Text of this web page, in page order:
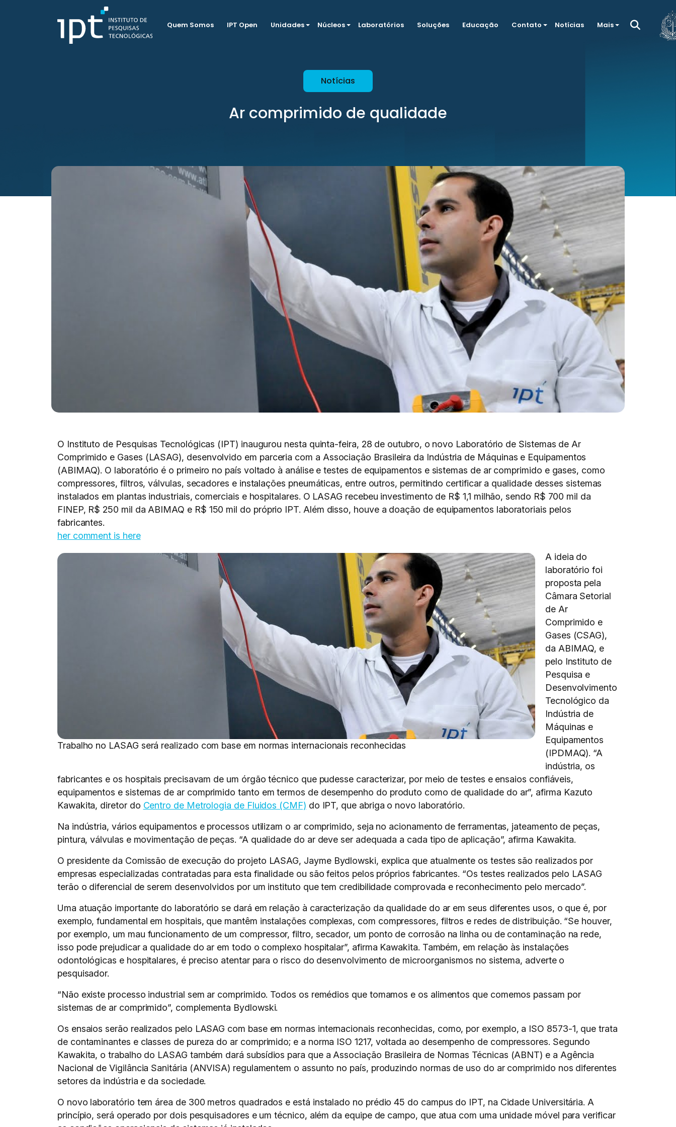
Quem Somos IPT Open Unidades Núcleos Laboratórios Soluções Educação Contato Notícias Mais
Notícias
Ar comprimido de qualidade
O Instituto de Pesquisas Tecnológicas (IPT) inaugurou nesta quinta-feira, 28 de outubro, o novo Laboratório de Sistemas de Ar
Comprimido e Gases (LASAG), desenvolvido em parceria com a Associação Brasileira da Indústria de Máquinas e Equipamentos
(ABIMAQ). O laboratório é o primeiro no país voltado à análise e testes de equipamentos e sistemas de ar comprimido e gases, como
compressores, filtros, válvulas, secadores e instalações pneumáticas, entre outros, permitindo certificar a qualidade desses sistemas
instalados em plantas industriais, comerciais e hospitalares. O LASAG recebeu investimento de R$ 1,1 milhão, sendo R$ 700 mil da
FINEP, R$ 250 mil da ABIMAQ e R$ 150 mil do próprio IPT. Além disso, houve a doação de equipamentos laboratoriais pelos
fabricantes.
her comment is here
Trabalho no LASAG será realizado com base em normas internacionais reconhecidas
A ideia do
laboratório foi
proposta pela
Câmara Setorial
de Ar
Comprimido e
Gases (CSAG),
da ABIMAQ, e
pelo Instituto de
Pesquisa e
Desenvolvimento
Tecnológico da
Indústria de
Máquinas e
Equipamentos
(IPDMAQ). “A
indústria, os
fabricantes e os hospitais precisavam de um órgão técnico que pudesse caracterizar, por meio de testes e ensaios confiáveis,
equipamentos e sistemas de ar comprimido tanto em termos de desempenho do produto como de qualidade do ar”, afirma Kazuto
Kawakita, diretor do Centro de Metrologia de Fluidos (CMF) do IPT, que abriga o novo laboratório.
Na indústria, vários equipamentos e processos utilizam o ar comprimido, seja no acionamento de ferramentas, jateamento de peças,
pintura, válvulas e movimentação de peças. “A qualidade do ar deve ser adequada a cada tipo de aplicação”, afirma Kawakita.
O presidente da Comissão de execução do projeto LASAG, Jayme Bydlowski, explica que atualmente os testes são realizados por
empresas especializadas contratadas para esta finalidade ou são feitos pelos próprios fabricantes. “Os testes realizados pelo LASAG
terão o diferencial de serem desenvolvidos por um instituto que tem credibilidade comprovada e reconhecimento pelo mercado”.
Uma atuação importante do laboratório se dará em relação à caracterização da qualidade do ar em seus diferentes usos, o que é, por
exemplo, fundamental em hospitais, que mantêm instalações complexas, com compressores, filtros e redes de distribuição. “Se houver,
por exemplo, um mau funcionamento de um compressor, filtro, secador, um ponto de corrosão na linha ou de contaminação na rede,
isso pode prejudicar a qualidade do ar em todo o complexo hospitalar”, afirma Kawakita. Também, em relação às instalações
odontológicas e hospitalares, é preciso atentar para o risco do desenvolvimento de microorganismos no sistema, adverte o
pesquisador.
“Não existe processo industrial sem ar comprimido. Todos os remédios que tomamos e os alimentos que comemos passam por
sistemas de ar comprimido”, complementa Bydlowski.
Os ensaios serão realizados pelo LASAG com base em normas internacionais reconhecidas, como, por exemplo, a ISO 8573-1, que trata
de contaminantes e classes de pureza do ar comprimido; e a norma ISO 1217, voltada ao desempenho de compressores. Segundo
Kawakita, o trabalho do LASAG também dará subsídios para que a Associação Brasileira de Normas Técnicas (ABNT) e a Agência
Nacional de Vigilância Sanitária (ANVISA) regulamentem o assunto no país, produzindo normas de uso do ar comprimido nos diferentes
setores da indústria e da sociedade.
O novo laboratório tem área de 300 metros quadrados e está instalado no prédio 45 do campus do IPT, na Cidade Universitária. A
princípio, será operado por dois pesquisadores e um técnico, além da equipe de campo, que atua com uma unidade móvel para verificar